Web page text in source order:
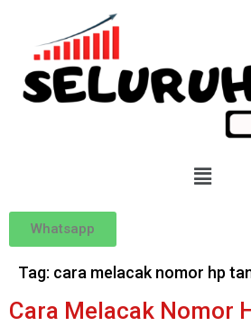
Whatsapp
Tag: cara melacak nomor hp
Cara Melacak Nomor